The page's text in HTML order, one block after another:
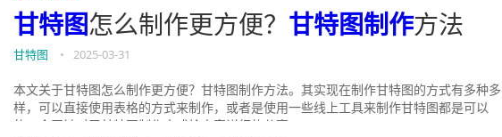
甘特图怎么制作更方便？ 甘特图制作方法
甘特图 • 2025-03-31
本文关于甘特图怎么制作更方便？甘特图制作方法。其实现在制作甘特图的方式有多种多
样，可以直接使用表格的方式来制作，或者是使用一些线上工具来制作甘特图都是可以